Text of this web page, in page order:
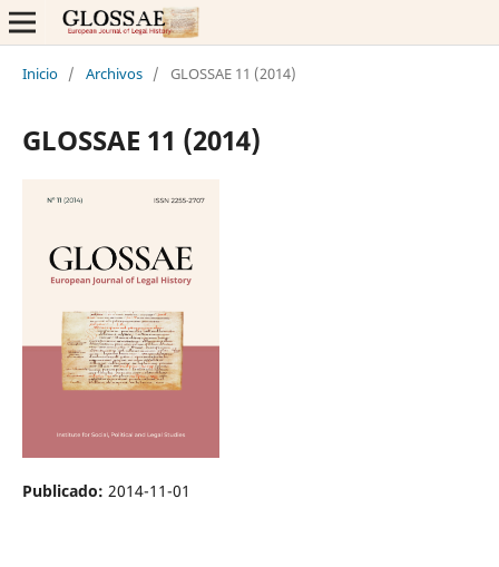
Inicio / Archivos / GLOSSAE 11 (2014)
GLOSSAE 11 (2014)
Publicado: 2014-11-01